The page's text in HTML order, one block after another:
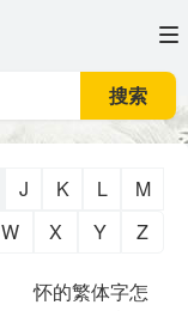
搜索
J K L
M
W X Y Z
怀的繁体字怎